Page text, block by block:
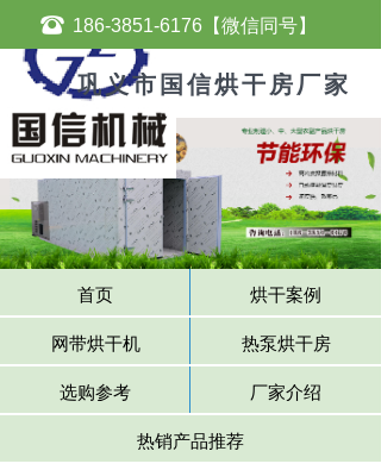
뀰 186-3851-6176【微信同号】
巩义市国信烘干房厂家
网带烘干机 热泵烘干房
首页 烘干案例
选购参考 厂家介绍
热销产品推荐